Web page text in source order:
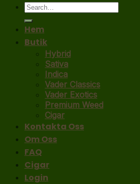
Search
for:
Hem
Butik
Hybrid
Sativa
Indica
Vader Classics
Vader Exotics
Premium Weed
Cigar
Kontakta Oss
Om Oss
FAQ
Cigar
Login